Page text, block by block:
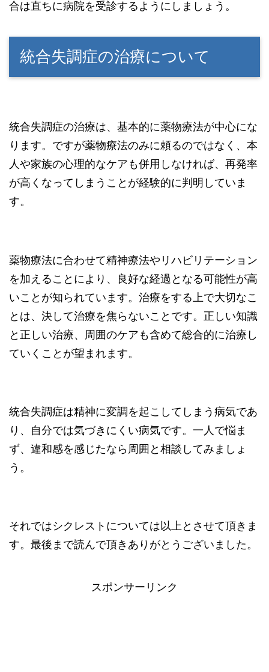
合は直ちに病院を受診するようにしましょう。
統合失調症の治療について
統合失調症の治療は、基本的に薬物療法が中心にな
ります。ですが薬物療法のみに頼るのではなく、本
人や家族の心理的なケアも併用しなければ、再発率
が高くなってしまうことが経験的に判明していま
す。
薬物療法に合わせて精神療法やリハビリテーション
を加えることにより、良好な経過となる可能性が高
いことが知られています。治療をする上で大切なこ
とは、決して治療を焦らないことです。正しい知識
と正しい治療、周囲のケアも含めて総合的に治療し
ていくことが望まれます。
統合失調症は精神に変調を起こしてしまう病気であ
り、自分では気づきにくい病気です。一人で悩ま
ず、違和感を感じたなら周囲と相談してみましょ
う。
それではシクレストについては以上とさせて頂きま
す。最後まで読んで頂きありがとうございました。
スポンサーリンク